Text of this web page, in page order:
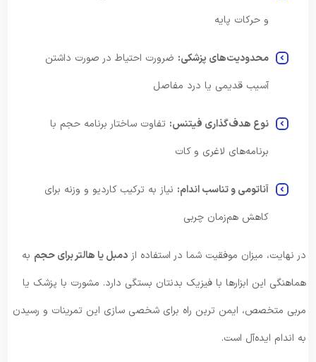
و حرکات پایه
محدودیت‌های پزشکی: ضرورت احتیاط در صورت داشتن
آسیب قدیمی یا درد مفاصل
نوع هدف‌گذاری فیتنس: تفاوت ساختار برنامه حجم با
برنامه‌های لاغری و کات
آناتومی و تناسب اندام: نیاز به ترکیب کاردیو و وزنه برای
کاهش هم‌زمان چربی
در نهایت، میزان موفقیت شما در استفاده از دمبل یا هالتر برای حجم به
هماهنگی این ابزارها با فیزیک بدنتان بستگی دارد. مشورت با پزشک یا
مربی متخصص، ایمن‌ ترین راه برای شخصی‌ سازی این تمرینات و رسیدن
به اندام ایده‌آل است.